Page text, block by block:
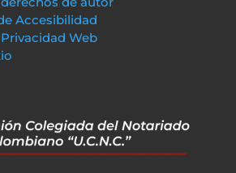
Accesibilidad
Web